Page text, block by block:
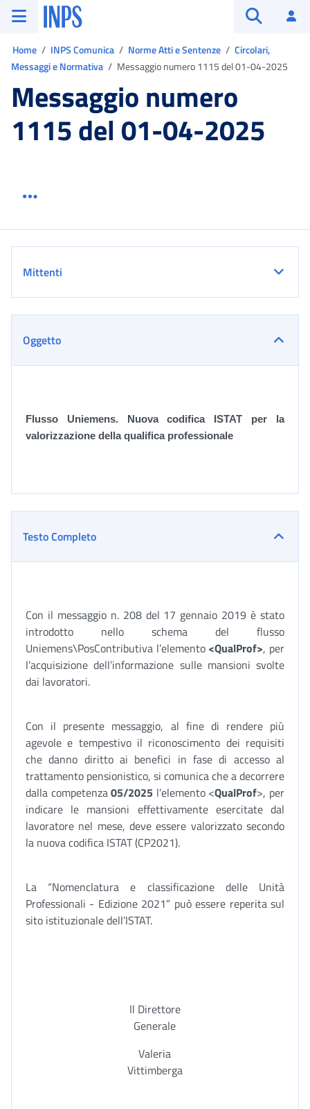
Vai al menu principale
Vai al contenuto principale
Vai al pie' di pagina
INPS ()
Home INPS Comunica Norme Atti e Sentenze
Circolari,
Messaggi e Normativa
Messaggio numero 1115 del 01-04-2025
Messaggio numero
1115 del 01-04-2025
Mittenti
Oggetto
Flusso Uniemens. Nuova codifica ISTAT per la
valorizzazione della qualifica professionale
Testo Completo
Con il messaggio n. 208 del 17 gennaio 2019 è stato
introdotto nello schema del flusso
Uniemens\PosContributiva l’elemento <QualProf>, per
l’acquisizione dell’informazione sulle mansioni svolte
dai lavoratori.
Con il presente messaggio, al fine di rendere più
agevole e tempestivo il riconoscimento dei requisiti
che danno diritto ai benefici in fase di accesso al
trattamento pensionistico, si comunica che a decorrere
dalla competenza05/2025 l’elemento <QualProf>, per
indicare le mansioni effettivamente esercitate dal
lavoratore nel mese, deve essere valorizzato secondo
la nuova codifica ISTAT (CP2021).
La “Nomenclatura e classificazione delle Unità
Professionali - Edizione 2021” può essere reperita sul
sito istituzionale dell’ISTAT.
Il Direttore
Generale
Valeria
Vittimberga